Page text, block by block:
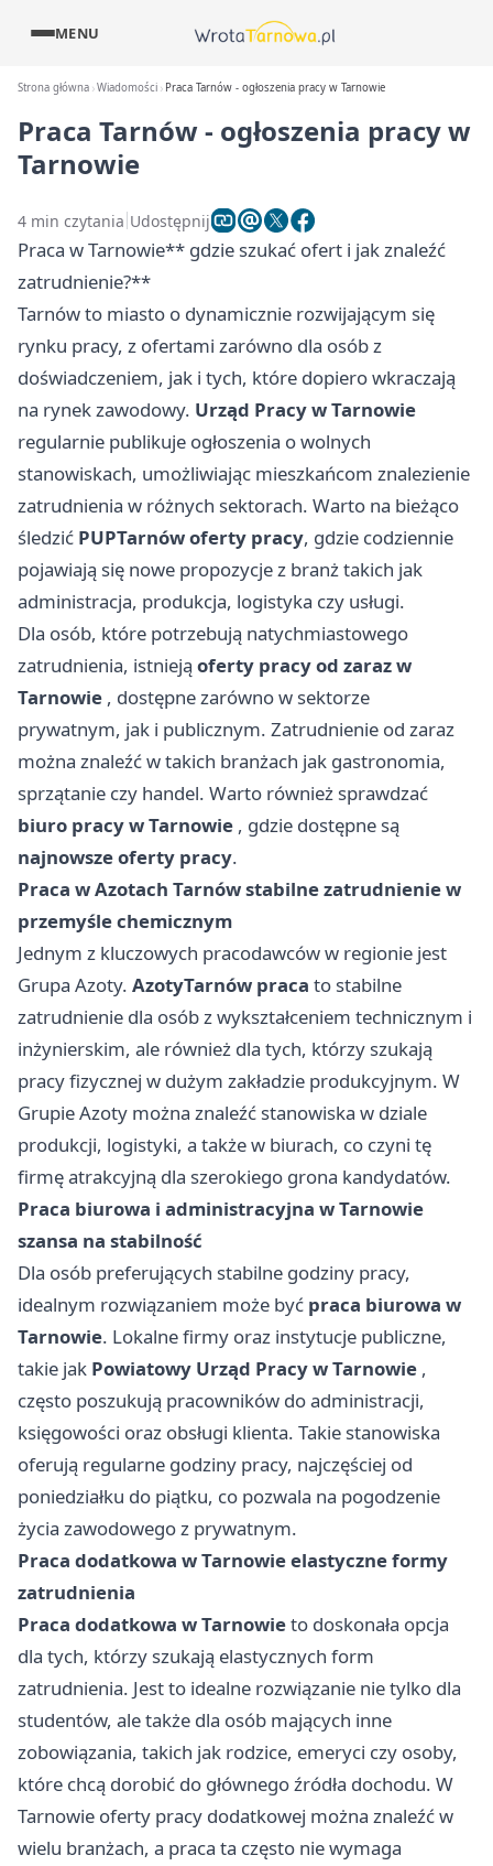
MENU
Strona główna Wiadomości Praca Tarnów - ogłoszenia pracy w Tarnowie
Praca Tarnów - ogłoszenia pracy w
Tarnowie
4 min czytania Udostępnij
Praca w Tarnowie** gdzie szukać ofert i jak znaleźć
zatrudnienie?**
Tarnówto miasto o dynamicznie rozwijającym się
rynku pracy, z ofertami zarówno dla osób z
doświadczeniem, jak i tych, które dopiero wkraczają
na rynek zawodowy. Urząd Pracy w Tarnowie
regularnie publikuje ogłoszenia o wolnych
stanowiskach, umożliwiając mieszkańcom znalezienie
zatrudnienia w różnych sektorach. Warto na bieżąco
śledzić PUPTarnówoferty pracy, gdzie codziennie
pojawiają się nowe propozycje z branż takich jak
administracja, produkcja, logistyka czy usługi.
Dla osób, które potrzebują natychmiastowego
zatrudnienia, istnieją oferty pracy od zaraz w
Tarnowie , dostępne zarówno w sektorze
prywatnym, jak i publicznym. Zatrudnienie od zaraz
można znaleźć w takich branżach jak gastronomia,
sprzątanie czy handel. Warto również sprawdzać
biuro pracy w Tarnowie , gdzie dostępne są
najnowsze oferty pracy.
Praca w Azotach Tarnów stabilne zatrudnienie w
przemyśle chemicznym
Jednym z kluczowych pracodawców w regionie jest
Grupa Azoty. AzotyTarnów praca to stabilne
zatrudnienie dla osób z wykształceniem technicznym i
inżynierskim, ale również dla tych, którzy szukają
pracy fizycznej w dużym zakładzie produkcyjnym. W
Grupie Azoty można znaleźć stanowiska w dziale
produkcji, logistyki, a także w biurach, co czyni tę
firmę atrakcyjną dla szerokiego grona kandydatów.
Praca biurowa i administracyjna w Tarnowie
szansa na stabilność
Dla osób preferujących stabilne godziny pracy,
idealnym rozwiązaniem może być praca biurowa w
Tarnowie. Lokalne firmy oraz instytucje publiczne,
takie jak Powiatowy Urząd Pracy w Tarnowie ,
często poszukują pracowników do administracji,
księgowości oraz obsługi klienta. Takie stanowiska
oferują regularne godziny pracy, najczęściej od
poniedziałku do piątku, co pozwala na pogodzenie
życia zawodowego z prywatnym.
Praca dodatkowa w Tarnowie elastyczne formy
zatrudnienia
Praca dodatkowa w Tarnowieto doskonała opcja
dla tych, którzy szukają elastycznych form
zatrudnienia. Jest to idealne rozwiązanie nie tylko dla
studentów, ale także dla osób mających inne
zobowiązania, takich jak rodzice, emeryci czy osoby,
które chcą dorobić do głównego źródła dochodu. W
Tarnowie oferty pracy dodatkowej można znaleźć w
wielu branżach, a praca ta często nie wymaga